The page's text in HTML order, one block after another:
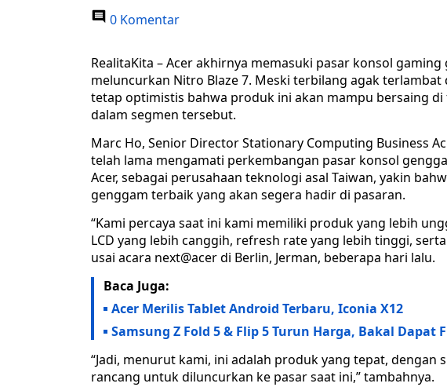
0 Komentar
RealitaKita – Acer akhirnya memasuki pasar konsol
meluncurkan Nitro Blaze 7. Meski terbilang agak
tetap optimistis bahwa produk ini akan mampu bersaing
dalam segmen tersebut.
Marc Ho, Senior Director Stationary Computing Business
telah lama mengamati perkembangan pasar konsol
Acer, sebagai perusahaan teknologi asal Taiwan, yakin
genggam terbaik yang akan segera hadir di pasaran.
“Kami percaya saat ini kami memiliki produk yang lebih
LCD yang lebih canggih, refresh rate yang lebih tinggi,
usai acara next@acer di Berlin, Jerman, beberapa hari lalu.
Baca Juga:
Acer Merilis Tablet Android Terbaru, Iconia X12
Samsung Z Fold 5 & Flip 5 Turun Harga, Bakal Dapat
“Jadi, menurut kami, ini adalah produk yang tepat, dengan
rancang untuk diluncurkan ke pasar saat ini,” tambahnya.